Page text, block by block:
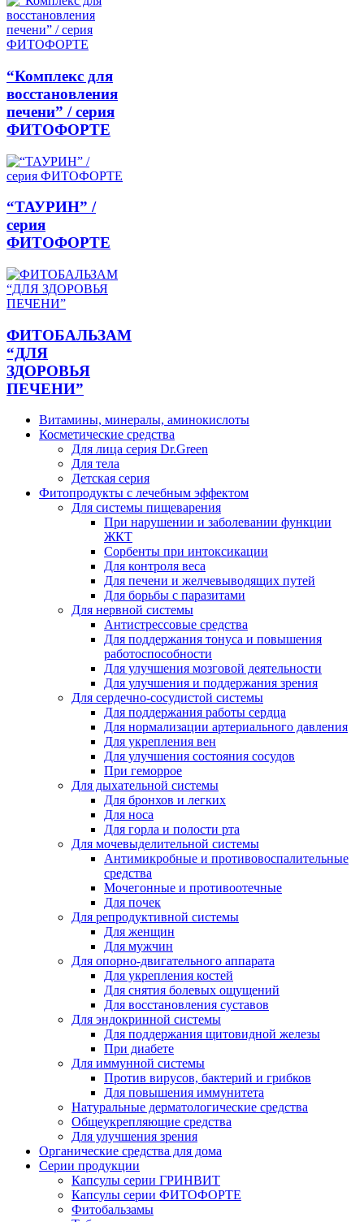
“Комплекс для
восстановления
печени” / серия
ФИТОФОРТЕ
“ТАУРИН” /
серия
ФИТОФОРТЕ
ФИТОБАЛЬЗАМ
“ДЛЯ
ЗДОРОВЬЯ
ПЕЧЕНИ”
Витамины, минералы, аминокислоты
Косметические средства
Для лица серия Dr.Green
Для тела
Детская серия
Фитопродукты с лечебным эффектом
Для системы пищеварения
При нарушении и заболевании функции
ЖКТ
Сорбенты при интоксикации
Для контроля веса
Для печени и желчевыводящих путей
Для борьбы с паразитами
Для нервной системы
Антистрессовые средства
Для поддержания тонуса и повышения
работоспособности
Для улучшения мозговой деятельности
Для улучшения и поддержания зрения
Для сердечно-сосудистой системы
Для поддержания работы сердца
Для нормализации артериального давления
Для укрепления вен
Для улучшения состояния сосудов
При геморрое
Для дыхательной системы
Для бронхов и легких
Для носа
Для горла и полости рта
Для мочевыделительной системы
Антимикробные и противовоспалительные
средства
Мочегонные и противоотечные
Для почек
Для репродуктивной системы
Для женщин
Для мужчин
Для опорно-двигательного аппарата
Для укрепления костей
Для снятия болевых ощущений
Для восстановления суставов
Для эндокринной системы
Для поддержания щитовидной железы
При диабете
Для иммунной системы
Против вирусов, бактерий и грибков
Для повышения иммунитета
Натуральные дерматологические средства
Общеукрепляющие средства
Для улучшения зрения
Органические средства для дома
Серии продукции
Капсулы серии ГРИНВИТ
Капсулы серии ФИТОФОРТЕ
Фитобальзамы